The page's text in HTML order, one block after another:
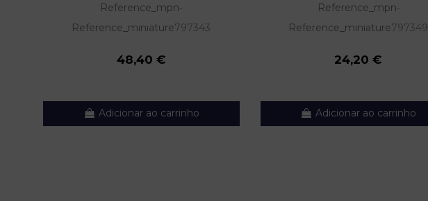
Reference_mpn-
Reference_miniature797343
48,40 €
Adicionar ao carrinho
Reference_mpn-
Reference_miniature797349
24,20 €
Adicionar ao carrinho